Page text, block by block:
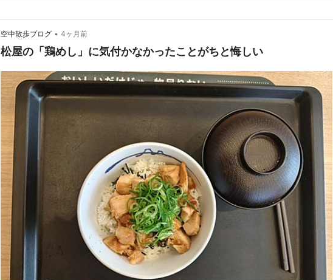
空中散歩ブログ • 4ヶ月前
松屋の「鶏めし」に気付かなかったことがちと悔しい